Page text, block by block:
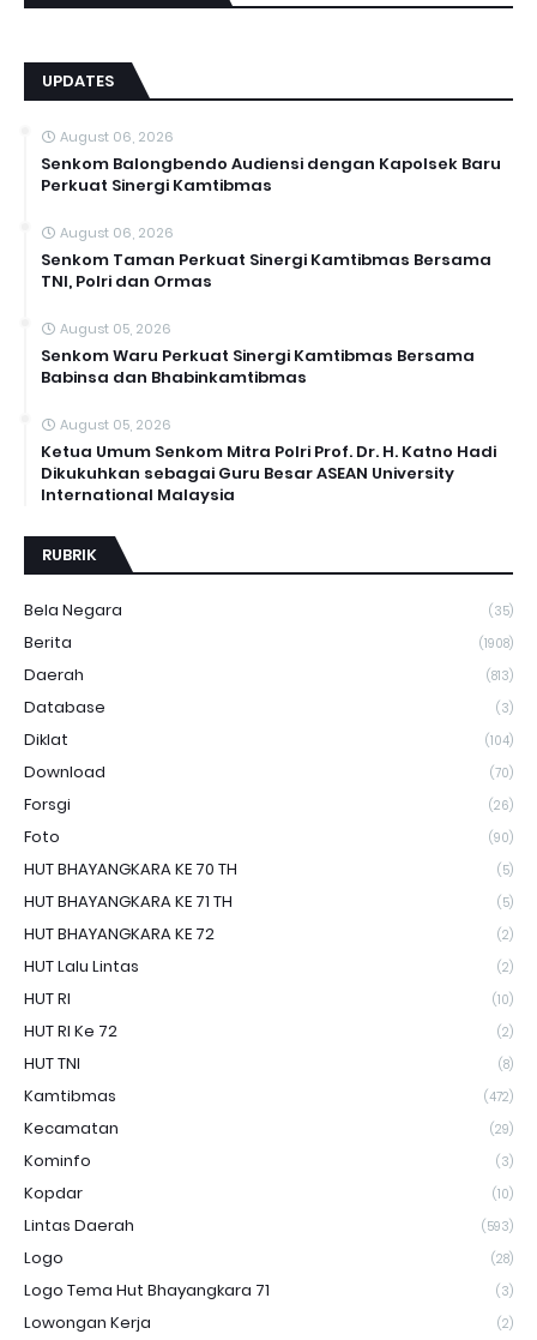
UPDATES
August 06, 2026
Senkom Balongbendo Audiensi dengan Kapolsek Baru
Perkuat Sinergi Kamtibmas
August 06, 2026
Senkom Taman Perkuat Sinergi Kamtibmas Bersama
TNI, Polri dan Ormas
August 05, 2026
Senkom Waru Perkuat Sinergi Kamtibmas Bersama
Babinsa dan Bhabinkamtibmas
August 05, 2026
Ketua Umum Senkom Mitra Polri Prof. Dr. H. Katno Hadi
Dikukuhkan sebagai Guru Besar ASEAN University
International Malaysia
RUBRIK
Bela Negara (35)
Berita (1908)
Daerah (813)
Database (3)
Diklat (104)
Download (70)
Forsgi (26)
Foto (90)
HUT BHAYANGKARA KE 70 TH (5)
HUT BHAYANGKARA KE 71 TH (5)
HUT BHAYANGKARA KE 72 (2)
HUT Lalu Lintas (2)
HUT RI (10)
HUT RI Ke 72 (2)
HUT TNI (8)
Kamtibmas (472)
Kecamatan (29)
Kominfo (3)
Kopdar (10)
Lintas Daerah (593)
Logo (28)
Logo Tema Hut Bhayangkara 71 (3)
Lowongan Kerja (2)